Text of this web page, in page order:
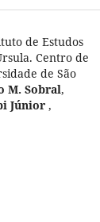
de Estudos
Centro de
de São
M. Sobral,
Júnior ,